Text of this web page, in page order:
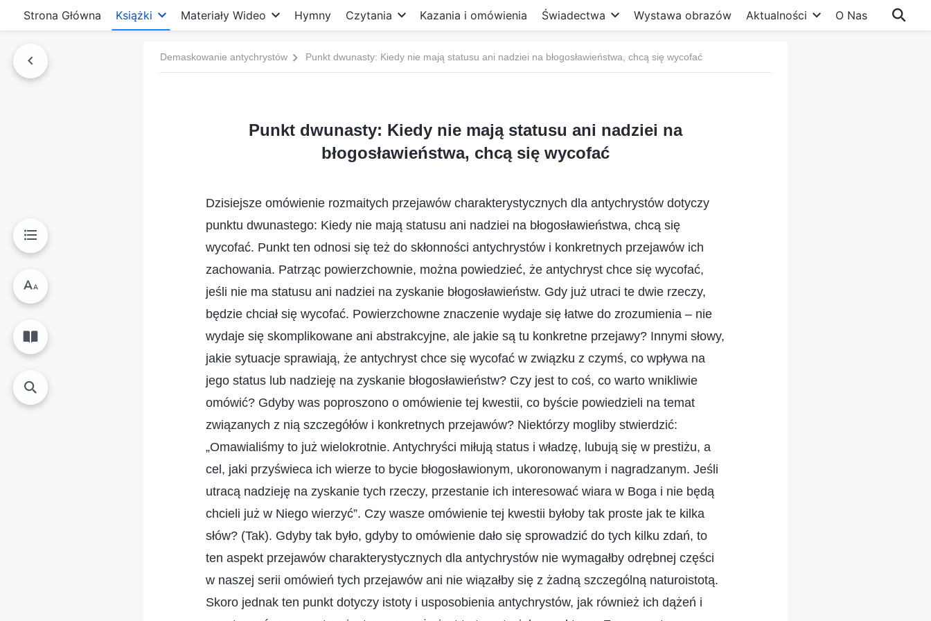
Strona Główna Książki Materiały Wideo Hymny Czytania Kazania i omówienia Świadectwa Wystawa obrazów Aktualności O Nas
Demaskowanie antychrystów Punkt dwunasty: Kiedy nie mają statusu ani nadziei na błogosławieństwa, chcą się wycofać
Punkt dwunasty: Kiedy nie mają statusu ani nadziei na
błogosławieństwa, chcą się wycofać
Dzisiejsze omówienie rozmaitych przejawów charakterystycznych dla antychrystów dotyczy
punktu dwunastego: Kiedy nie mają statusu ani nadziei na błogosławieństwa, chcą się
wycofać. Punkt ten odnosi się też do skłonności antychrystów i konkretnych przejawów ich
zachowania. Patrząc powierzchownie, można powiedzieć, że antychryst chce się wycofać,
jeśli nie ma statusu ani nadziei na zyskanie błogosławieństw. Gdy już utraci te dwie rzeczy,
będzie chciał się wycofać. Powierzchowne znaczenie wydaje się łatwe do zrozumienia – nie
wydaje się skomplikowane ani abstrakcyjne, ale jakie są tu konkretne przejawy? Innymi słowy,
jakie sytuacje sprawiają, że antychryst chce się wycofać w związku z czymś, co wpływa na
jego status lub nadzieję na zyskanie błogosławieństw? Czy jest to coś, co warto wnikliwie
omówić? Gdyby was poproszono o omówienie tej kwestii, co byście powiedzieli na temat
związanych z nią szczegółów i konkretnych przejawów? Niektórzy mogliby stwierdzić:
„Omawialiśmy to już wielokrotnie. Antychryści miłują status i władzę, lubują się w prestiżu, a
cel, jaki przyświeca ich wierze to bycie błogosławionym, ukoronowanym i nagradzanym. Jeśli
utracą nadzieję na zyskanie tych rzeczy, przestanie ich interesować wiara w Boga i nie będą
chcieli już w Niego wierzyć”. Czy wasze omówienie tej kwestii byłoby tak proste jak te kilka
słów? (Tak). Gdyby tak było, gdyby to omówienie dało się sprowadzić do tych kilku zdań, to
ten aspekt przejawów charakterystycznych dla antychrystów nie wymagałby odrębnej części
w naszej serii omówień tych przejawów ani nie wiązałby się z żadną szczególną naturoistotą.
Skoro jednak ten punkt dotyczy istoty i usposobienia antychrystów, jak również ich dążeń i